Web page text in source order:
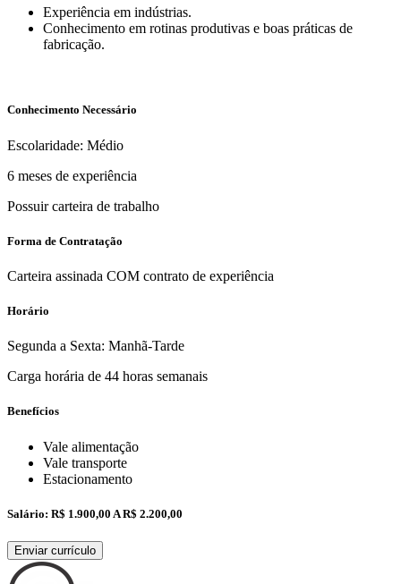
Experiência em indústrias.
Conhecimento em rotinas produtivas e boas práticas de
fabricação.
Conhecimento Necessário
Escolaridade: Médio
6 meses de experiência
Possuir carteira de trabalho
Forma de Contratação
Carteira assinada COM contrato de experiência
Horário
Segunda a Sexta: Manhã-Tarde
Carga horária de 44 horas semanais
Benefícios
Vale alimentação
Vale transporte
Estacionamento
Salário: R$ 1.900,00 A R$ 2.200,00
Enviar currículo